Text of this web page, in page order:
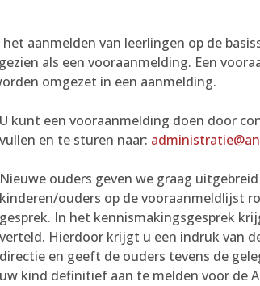
aanmelden van leerlingen op de
als een vooraanmelding. Een
omgezet in een aanmelding.
U kunt een vooraanmelding doen door
vullen en te sturen naar:
Nieuwe ouders geven we graag
kinderen/ouders op de vooraanmeldlijst
gesprek. In het kennismakingsgesprek
verteld. Hierdoor krijgt u een indruk van
directie en geeft de ouders tevens de
uw kind definitief aan te melden voor de